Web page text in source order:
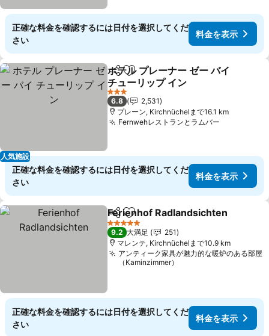
正確な料金を確認するには日付を選択してくだ
さい
料金を表示
人気施設
シェアお気に入りに追加
ホテル プレーナー ゼー バイ
チューリップ イン
3 ホテルのランク
6.8
2,531
プレーン, Kirchnüchelまで16.1 km
Fernwehレストランとラムバー
正確な料金を確認するには日付を選択してくだ
さい
料金を表示
シェアお気に入りに追加
Ferienhof Radlandsichten
5 ホテルのランク
9.2 大満足
251
マレンテ, Kirchnüchelまで10.9 km
アンティーク家具が魅力的な暖炉のある部屋
（Kaminzimmer）
正確な料金を確認するには日付を選択してくだ
さい
料金を表示